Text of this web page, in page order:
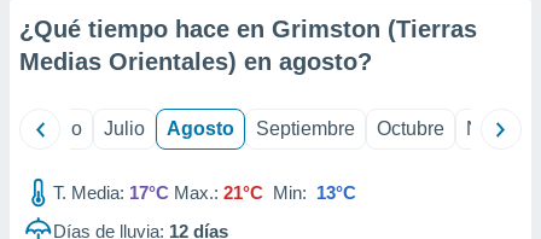
1199
¿Qué tiempo hace en Grimston (Tierras
Medias Orientales) en agosto?
Junio Julio Agosto Septiembre Octubre
T. Media: 17°C Max.: 21°C Min: 13°C
Días de lluvia: 12 días